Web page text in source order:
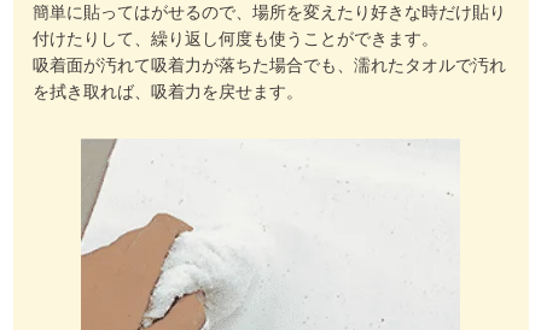
簡単に貼ってはがせるので、場所を変えたり好きな時だけ貼り
付けたりして、繰り返し何度も使うことができます。
吸着面が汚れて吸着力が落ちた場合でも、濡れたタオルで汚れ
を拭き取れば、吸着力を戻せます。